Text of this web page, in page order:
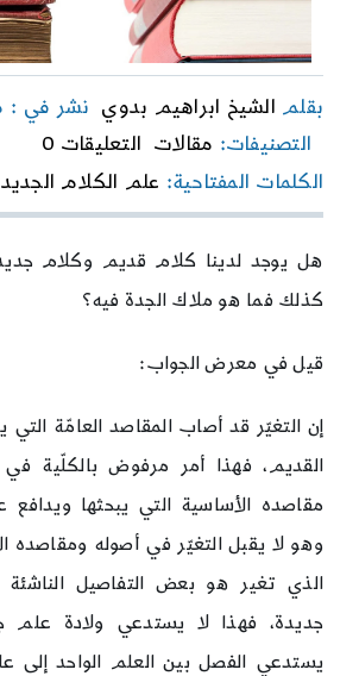
بقلم الشيخ ابراهيم بدوي نشر في : مارس
التصنيفات: مقالات التعليقات 0
لدينا
علم
الكلمات المفتاحية: علم الكلام الجديد
هل يوجد لدينا كلام قديم وكلام
كذلك فما هو ملاك الجدة فيه؟
قيل في معرض الجواب:
إن التغيّر قد أصاب المقاصد العامّة التي
القديم، فهذا أمر مرفوض بالكلّية
مقاصده الأساسية التي يبحثها ويدافع
وهو لا يقبل التغيّر في أصوله ومقاصده
الذي تغير هو بعض التفاصيل
جديدة، فهذا لا يستدعي ولادة علم
يستدعي الفصل بين العلم الواحد إلى